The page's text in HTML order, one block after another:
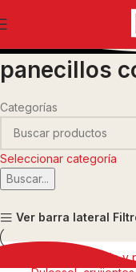
panecillos
Categorías
Seleccionar categoría
Buscar...
Ver barra lateral